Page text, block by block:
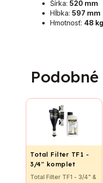
Šírka: 520 mm
Hĺbka: 597 mm
Hmotnosť: 48 kg
Total Filter TF1 -
3/4" komplet
Total Filter TF1 - 3/4" &